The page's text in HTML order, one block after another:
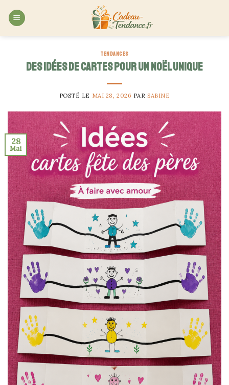
TENDANCES
Des idées de cartes pour un Noël unique
POSTÉ LE MAI 28, 2026 PARSABINE
28
Mai